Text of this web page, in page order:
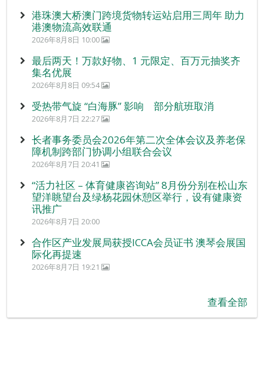
港珠澳大桥澳门跨境货物转运站启用三周年 助力
港澳物流高效联通
2026年8月8日 10:00
最后两天！万款好物、1 元限定、百万元抽奖齐
集名优展
2026年8月8日 09:54
受热带气旋 “白海豚” 影响 部分航班取消
2026年8月7日 22:27
长者事务委员会2026年第二次全体会议及养老保
障机制跨部门协调小组联合会议
2026年8月7日 20:41
“活力社区 – 体育健康咨询站” 8月份分别在松山东
望洋眺望台及绿杨花园休憩区举行，设有健康资
讯推广
2026年8月7日 20:00
合作区产业发展局获授ICCA会员证书 澳琴会展国
际化再提速
2026年8月7日 19:21
查看全部